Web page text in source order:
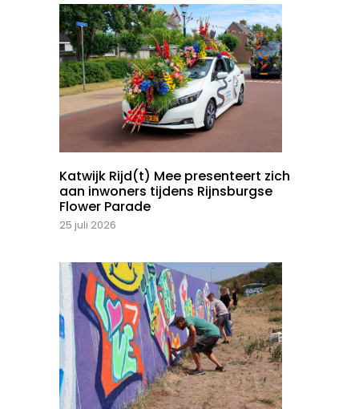
Katwijk Rijd(t) Mee presenteert zich
aan inwoners tijdens Rijnsburgse
Flower Parade
25 juli 2026